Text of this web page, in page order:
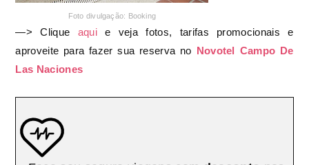
Foto divulgação: Booking
—> Clique aquie veja fotos, tarifas promocionais e
aproveite para fazer sua reserva no Novotel Campo De
Las Naciones